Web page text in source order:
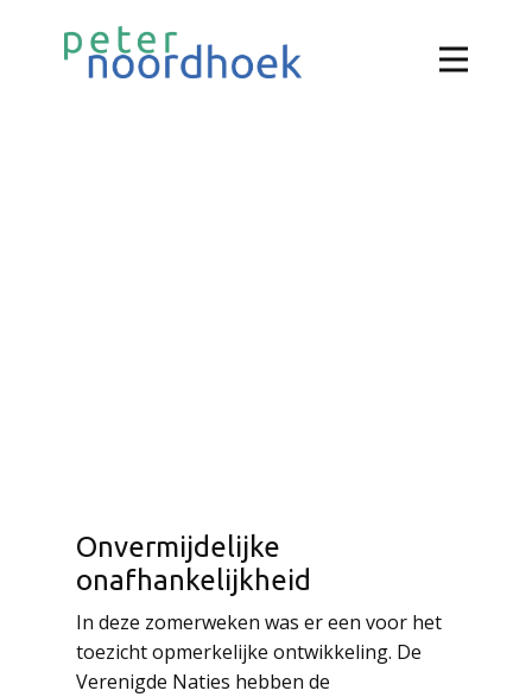
Onvermijdelijke
onafhankelijkheid
In deze zomerweken was er een voor het
toezicht opmerkelijke ontwikkeling. De
Verenigde Naties hebben de